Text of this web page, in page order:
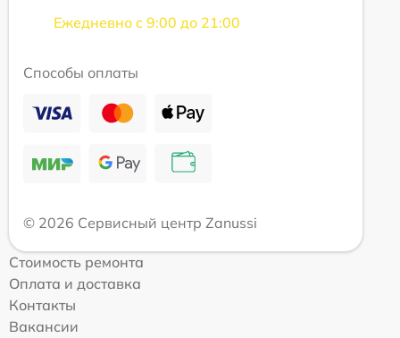
Ежедневно с 9:00 до 21:00
Способы оплаты
© 2026 Сервисный центр Zanussi
Стоимость ремонта
Оплата и доставка
Контакты
Вакансии